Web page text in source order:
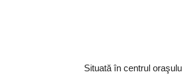
Situată în centrul